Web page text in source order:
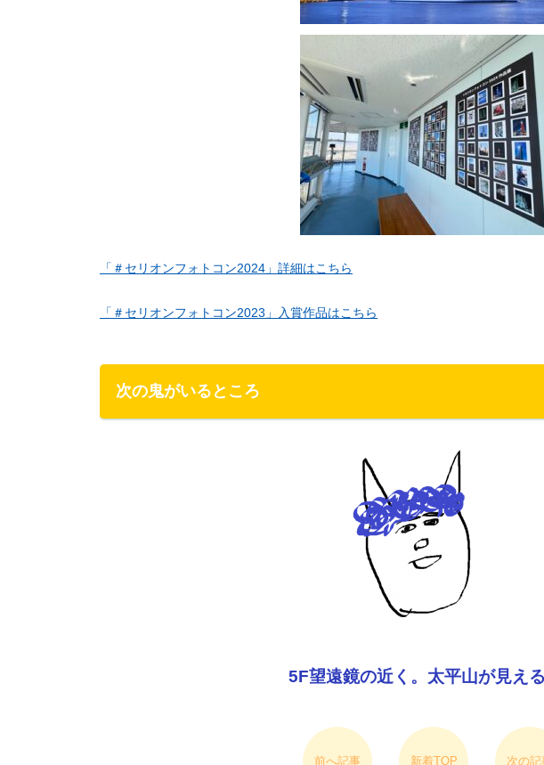
「＃セリオンフォトコン2024」詳細はこちら
「＃セリオンフォトコン2023」入賞作品はこちら
次の鬼がいるところ
5F望遠鏡の近く。太平山が見える
前へ記事 新着TOP 次の記